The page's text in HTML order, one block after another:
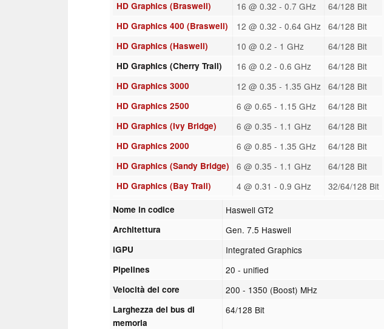
HD Graphics (Braswell) 16 @ 0.32 - 0.7 GHz 64/128 Bit
HD Graphics 400 (Braswell) 12 @ 0.32 - 0.64 GHz 64/128 Bit
HD Graphics (Haswell) 10 @ 0.2 - 1 GHz 64/128 Bit
HD Graphics (Cherry Trail) 16 @ 0.2 - 0.6 GHz 64/128 Bit
HD Graphics 3000 12 @ 0.35 - 1.35 GHz 64/128 Bit
HD Graphics 2500 6 @ 0.65 - 1.15 GHz 64/128 Bit
HD Graphics (Ivy Bridge) 6 @ 0.35 - 1.1 GHz 64/128 Bit
HD Graphics 2000 6 @ 0.85 - 1.35 GHz 64/128 Bit
HD Graphics (Sandy Bridge) 6 @ 0.35 - 1.1 GHz 64/128 Bit
HD Graphics (Bay Trail) 4 @ 0.31 - 0.9 GHz 32/64/128 Bit
Nome in codice Haswell GT2
Architettura Gen. 7.5 Haswell
iGPU Integrated Graphics
Pipelines 20 - unified
Velocità del core 200 - 1350 (Boost) MHz
Larghezza del bus di
memoria
64/128 Bit